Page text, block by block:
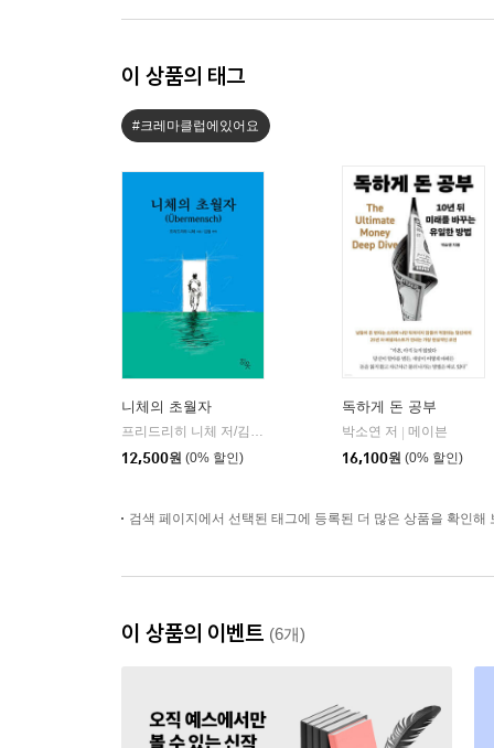
이 상품의 태그
#크레마클럽에있어요
니체의 초월자
프리드리히 니체 저/김철 편역
12,500원 (0% 할인)
독하게 돈 공부
박소연 저
메이븐
16,100원 (0% 할인)
검색 페이지에서 선택된 태그에 등록된 더 많은 상품을 확인해
이 상품의 이벤트 (6개)